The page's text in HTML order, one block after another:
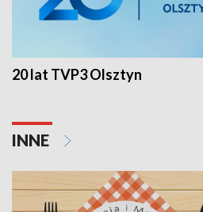
20 lat TVP3 Olsztyn
INNE